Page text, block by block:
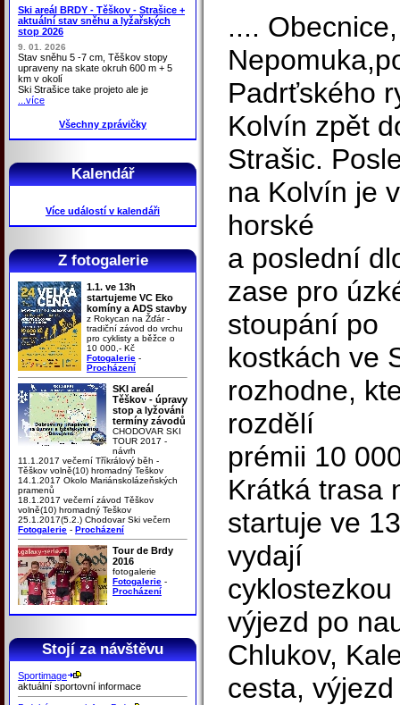
Ski areál BRDY - Těškov - Strašice +
aktuální stav sněhu a lyžařských
stop 2026
9. 01. 2026
Stav sněhu 5 -7 cm, Těškov stopy
upraveny na skate okruh 600 m + 5
km v okolí
Ski Strašice take projeto ale je
...více
Všechny zprávičky
Kalendář
Více událostí v kalendáři
Z fotogalerie
1.1. ve 13h
startujeme VC Eko
komíny a ADS stavby
z Rokycan na Žďár -
tradiční závod do vrchu
pro cyklisty a běžce o
10 000,- Kč
Fotogalerie -
Procházení
SKI areál
Těškov - úpravy
stop a lyžování
termíny závodů
CHODOVAR SKI
TOUR 2017 -
návrh
11.1.2017 večerní Tříkrálový běh -
Těškov volně(10) hromadný Teškov
14.1.2017 Okolo Mariánskolázeňských
pramenů
18.1.2017 večerní závod Těškov
volně(10) hromadný Teškov
25.1.2017(5.2.) Chodovar Ski večern
Fotogalerie - Procházení
Tour de Brdy
2016
fotogalerie
Fotogalerie -
Procházení
Stojí za návštěvu
Sportimage
aktuální sportovní informace
....
Padrťského
Kolvín zpět
Strašic.
na Kolvín je
horské
a poslední
zase pro
stoupání po
kostkách ve
rozhodne,
rozdělí
prémii 10
Krátká trasa
startuje ve
vydají
výjezd po
Chlukov,
cesta,